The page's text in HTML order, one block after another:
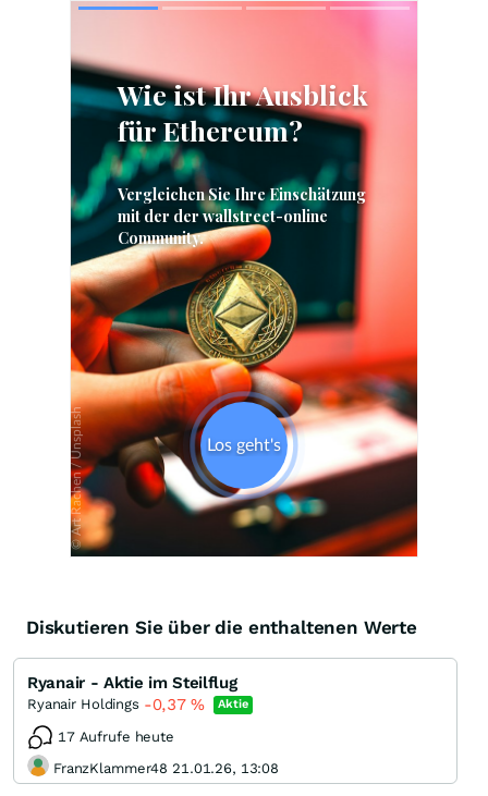
Diskutieren Sie über die enthaltenen Werte
Ryanair - Aktie im Steilflug
Ryanair Holdings -0,37% Aktie
17 Aufrufe heute
FranzKlammer48 21.01.26, 13:08